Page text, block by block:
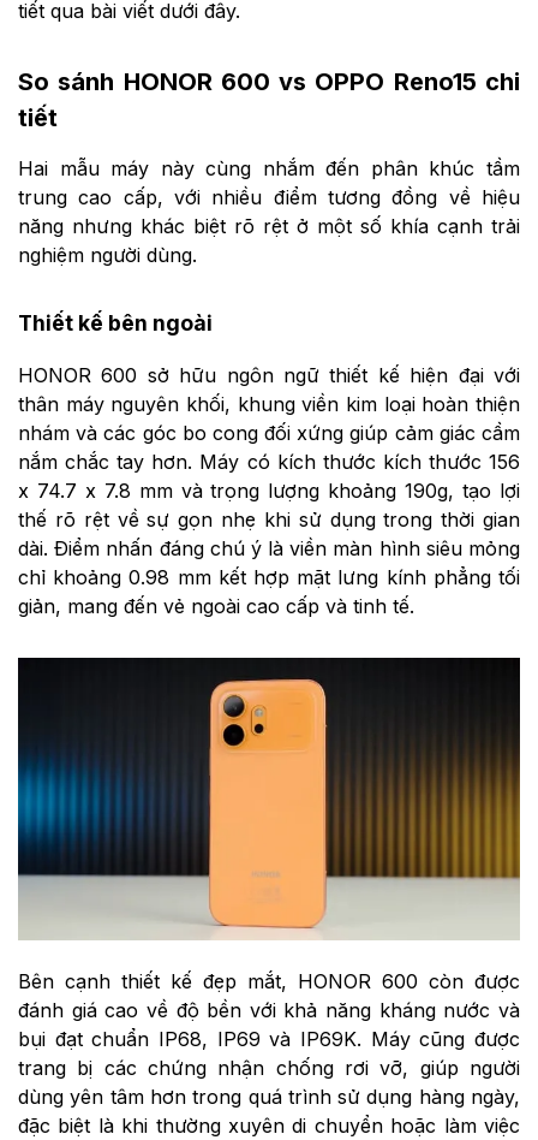
tiết qua bài viết dưới đây.
So sánh HONOR 600 vs OPPO Reno15 chi
tiết
Hai mẫu máy này cùng nhắm đến phân khúc tầm
trung cao cấp, với nhiều điểm tương đồng về hiệu
năng nhưng khác biệt rõ rệt ở một số khía cạnh trải
nghiệm người dùng.
Thiết kế bên ngoài
HONOR 600 sở hữu ngôn ngữ thiết kế hiện đại với
thân máy nguyên khối, khung viền kim loại hoàn thiện
nhám và các góc bo cong đối xứng giúp cảm giác cầm
nắm chắc tay hơn. Máy có kích thước kích thước 156
x 74.7 x 7.8 mm và trọng lượng khoảng 190g, tạo lợi
thế rõ rệt về sự gọn nhẹ khi sử dụng trong thời gian
dài. Điểm nhấn đáng chú ý là viền màn hình siêu mỏng
chỉ khoảng 0.98 mm kết hợp mặt lưng kính phẳng tối
giản, mang đến vẻ ngoài cao cấp và tinh tế.
Bên cạnh thiết kế đẹp mắt, HONOR 600 còn được
đánh giá cao về độ bền với khả năng kháng nước và
bụi đạt chuẩn IP68, IP69 và IP69K. Máy cũng được
trang bị các chứng nhận chống rơi vỡ, giúp người
dùng yên tâm hơn trong quá trình sử dụng hàng ngày,
đặc biệt là khi thường xuyên di chuyển hoặc làm việc